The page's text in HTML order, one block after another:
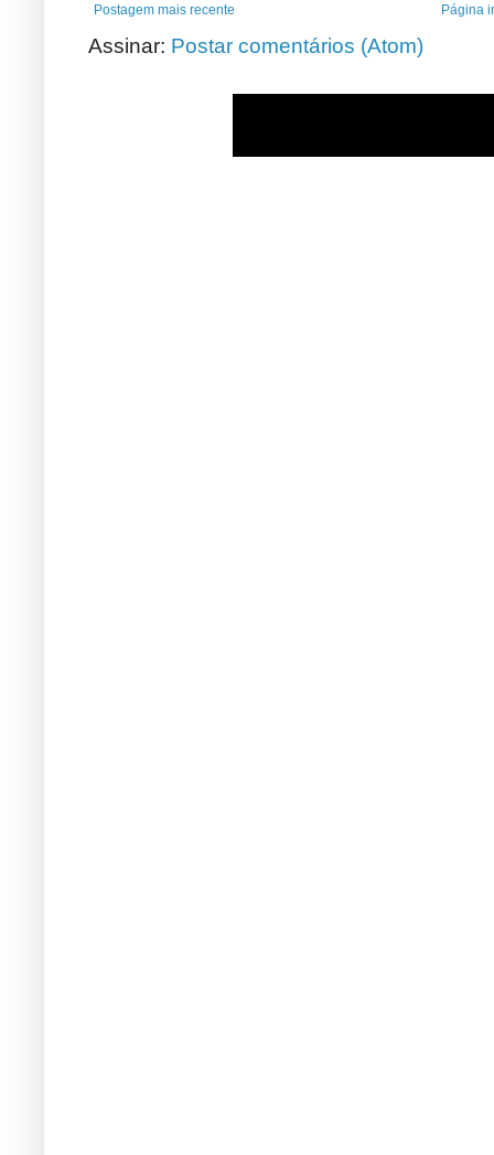
Postagem mais recente Página
Assinar: Postar comentários (Atom)